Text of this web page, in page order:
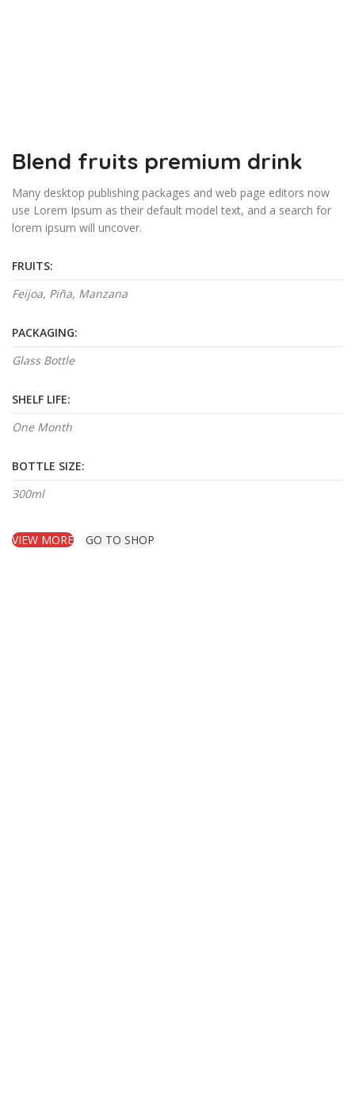
Blend fruits premium drink
Many desktop publishing packages and web page editors now
use Lorem Ipsum as their default model text, and a search for
lorem ipsum will uncover.
FRUITS:
Feijoa, Piña, Manzana
PACKAGING:
Glass Bottle
SHELF LIFE:
One Month
BOTTLE SIZE:
300ml
VIEW MORE GO TO SHOP